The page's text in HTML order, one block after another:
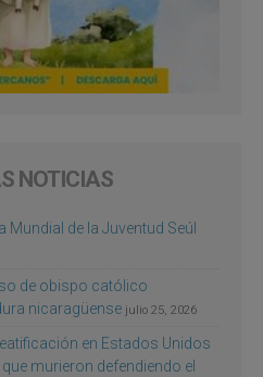
NOTICIAS
de la Juventud Seúl
de obispo católico
nicaragüense julio 25, 2026
en Estados Unidos
murieron defendiendo el